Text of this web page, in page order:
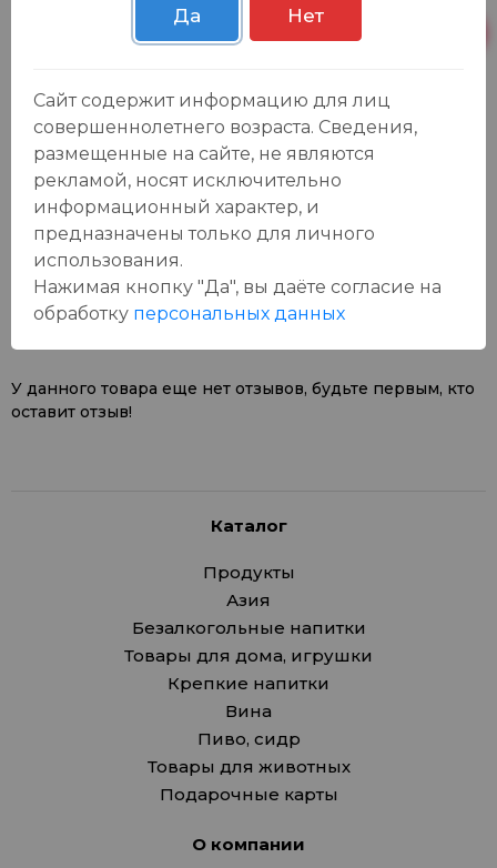
Пн-Вс с 09:00 до
Отзывы:
У данного товара еще нет отзывов, будьте первым, кто
оставит отзыв!
Каталог
Продукты
Азия
Безалкогольные напитки
Товары для дома, игрушки
Крепкие напитки
Вина
Пиво, сидр
Товары для животных
Подарочные карты
О компании
Да Нет
Сайт содержит информацию для лиц
совершеннолетнего возраста. Сведения,
размещенные на сайте, не являются
рекламой, носят исключительно
информационный характер, и
предназначены только для личного
использования.
Нажимая кнопку "Да", вы даёте cогласие на
обработку персональных данных